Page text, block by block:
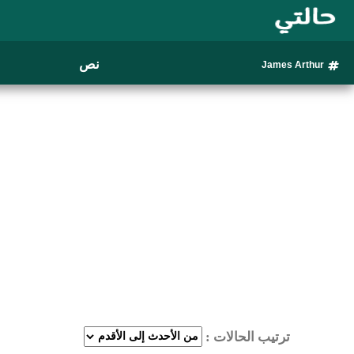
James Arthur نص
ترتيب الحالات :